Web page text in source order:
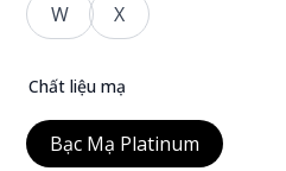
W
X
Chất liệu mạ
Chọn chất liệu mạ
Bạc Mạ Platinum
Bạc Mạ Platinum